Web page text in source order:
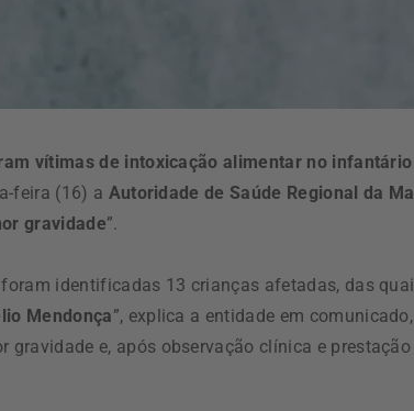
vítimas de intoxicação alimentar no
feira (16) a Autoridade de Saúde Regional da
gravidade”.
foram identificadas 13 crianças afetadas, das
Mendonça”, explica a entidade em
gravidade e, após observação clínica e